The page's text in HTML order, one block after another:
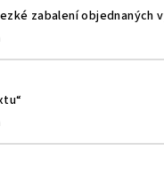
zabalení objednaných